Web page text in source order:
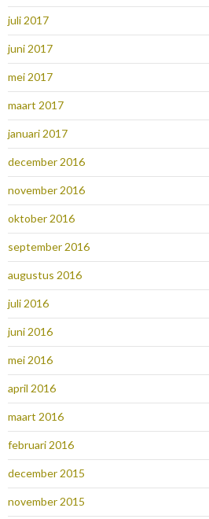
juli 2017
juni 2017
mei 2017
maart 2017
januari 2017
december 2016
november 2016
oktober 2016
september 2016
augustus 2016
juli 2016
juni 2016
mei 2016
april 2016
maart 2016
februari 2016
december 2015
november 2015